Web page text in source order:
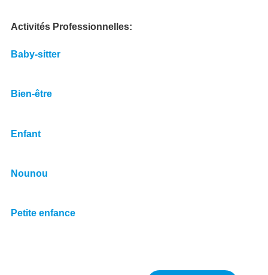
Activités Professionnelles
Baby-sitter
Bien-être
Enfant
Nounou
Petite enfance